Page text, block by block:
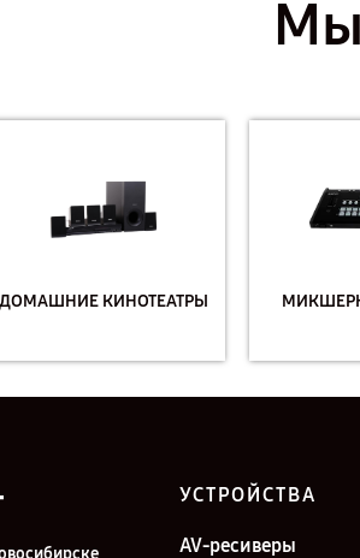
Мы
ДОМАШНИЕ КИНОТЕАТРЫ
УСТРОЙСТВА
AV-ресиверы